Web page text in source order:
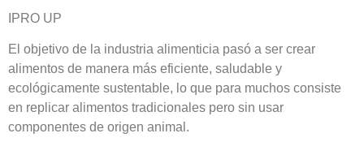
IPRO UP
El objetivo de la industria alimenticia pasó a ser crear
alimentos de manera más eficiente, saludable y
ecológicamente sustentable, lo que para muchos consiste
en replicar alimentos tradicionales pero sin usar
componentes de origen animal.